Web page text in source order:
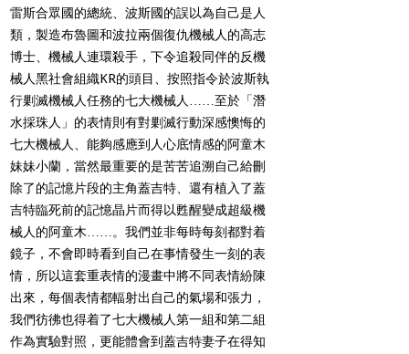
雷斯合眾國的總統、波斯國的誤以為自己是人
類，製造布魯圖和波拉兩個復仇機械人的高志
博士、機械人連環殺手，下令追殺同伴的反機
械人黑社會組織KR的頭目、按照指令於波斯執
行剿滅機械人任務的七大機械人……至於「潛
水採珠人」的表情則有對剿滅行動深感懊悔的
七大機械人、能夠感應到人心底情感的阿童木
妹妹小蘭，當然最重要的是苦苦追溯自己給刪
除了的記憶片段的主角蓋吉特、還有植入了蓋
吉特臨死前的記憶晶片而得以甦醒變成超級機
械人的阿童木……。我們並非每時每刻都對着
鏡子，不會即時看到自己在事情發生一刻的表
情，所以這套重表情的漫畫中將不同表情紛陳
出來，每個表情都輻射出自己的氣場和張力，
我們彷彿也得着了七大機械人第一組和第二組
作為實驗對照，更能體會到蓋吉特妻子在得知